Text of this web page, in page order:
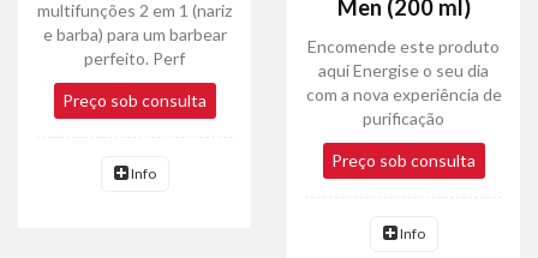
multifunções 2 em 1 (nariz
e barba) para um barbear
perfeito. Perf
Preço sob consulta
Info
Men (200 ml)
Encomende este produto
aqui Energise o seu dia
com a nova experiência de
purificação
Preço sob consulta
Info